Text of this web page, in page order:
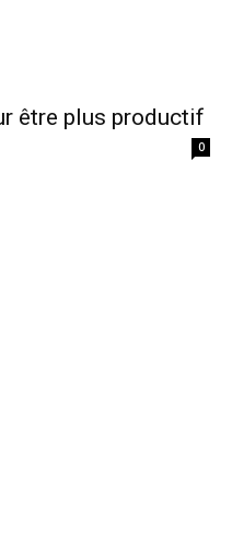
être plus productif
0